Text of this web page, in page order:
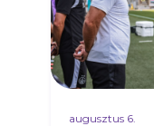
augusztus 6.